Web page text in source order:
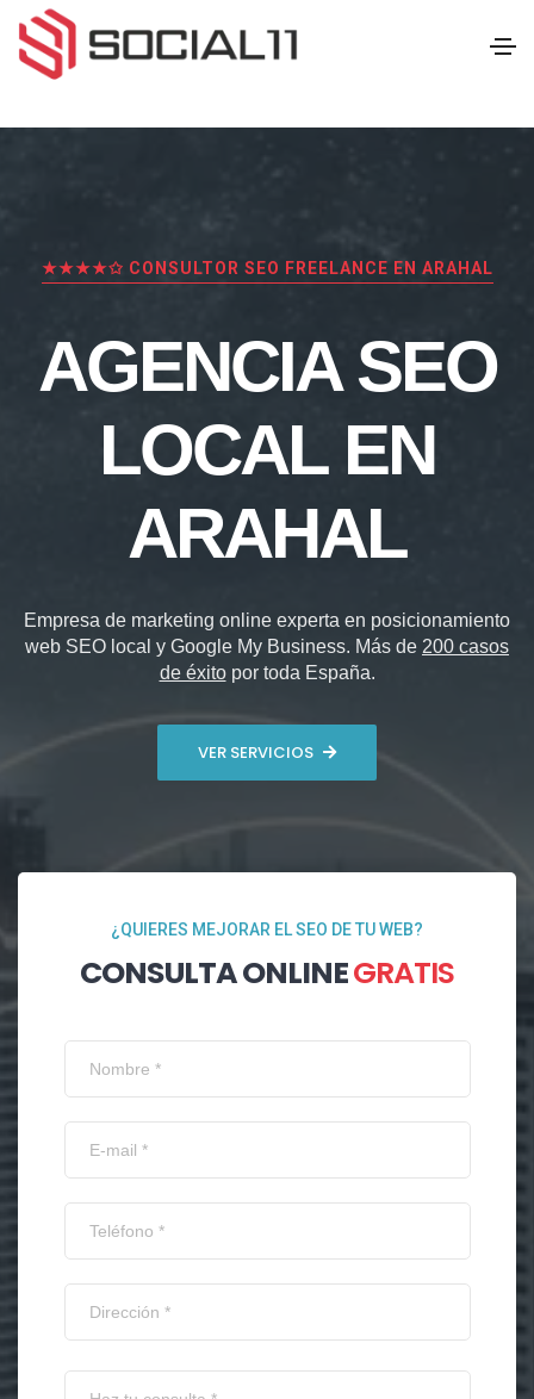
★★★★✩ CONSULTOR SEO FREELANCE EN ARAHAL
AGENCIA SEO
LOCAL EN
ARAHAL
Empresa de marketing online experta en posicionamiento
web SEO local y Google My Business. Más de 200 casos
de éxitopor toda España.
VER SERVICIOS
¿QUIERES MEJORAR EL SEO DE TU WEB?
CONSULTA ONLINEGRATIS